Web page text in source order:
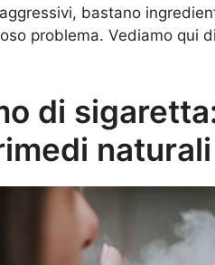
bastano
problema. Vediamo qui
di
naturali